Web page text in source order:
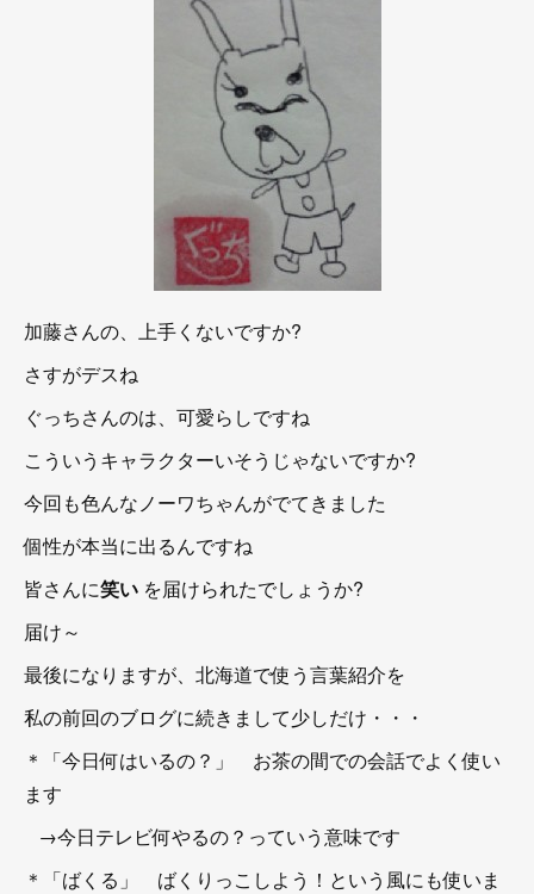
加藤さんの、上手くないですか?
さすがデスね
ぐっちさんのは、可愛らしですね
こういうキャラクターいそうじゃないですか?
今回も色んなノーワちゃんがでてきました
個性が本当に出るんですね
皆さんに笑い を届けられたでしょうか?
届け～
最後になりますが、北海道で使う言葉紹介を
私の前回のブログに続きまして少しだけ・・・
＊「今日何はいるの？」 お茶の間での会話でよく使い
ます
→今日テレビ何やるの？っていう意味です
＊「ばくる」 ばくりっこしよう！という風にも使いま